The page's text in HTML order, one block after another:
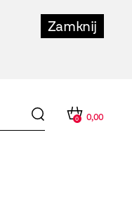
Zamknij
0 0,00